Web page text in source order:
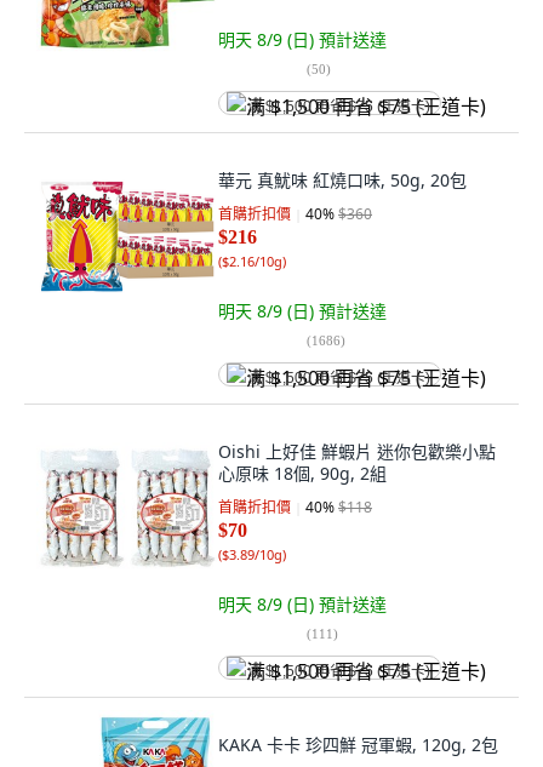
明天 8/9 (日) 預計送達
(50)
满 $1,500 再省 $75 (王道卡)
華元 真魷味 紅燒口味, 50g, 20包
首購折扣價 40%$360
$216
($2.16/10g)
明天 8/9 (日) 預計送達
(1686)
满 $1,500 再省 $75 (王道卡)
Oishi 上好佳 鮮蝦片 迷你包歡樂小點
心原味 18個, 90g, 2組
首購折扣價 40%$118
$70
($3.89/10g)
明天 8/9 (日) 預計送達
(111)
满 $1,500 再省 $75 (王道卡)
KAKA 卡卡 珍四鮮 冠軍蝦, 120g, 2包